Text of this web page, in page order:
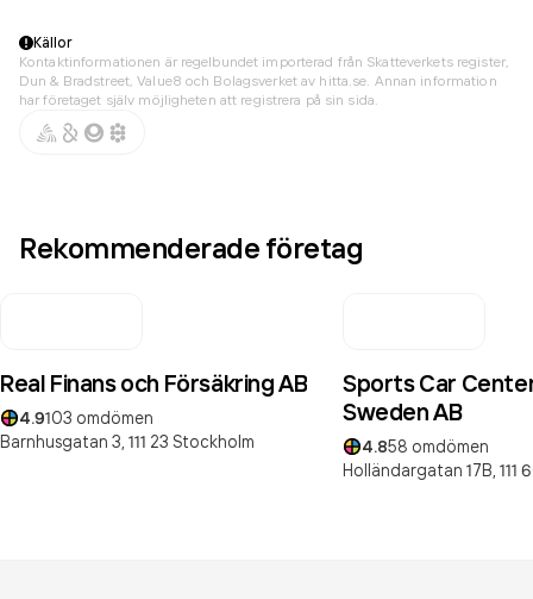
Källor
Kontaktinformationen är regelbundet importerad från Skatteverkets register,
Dun & Bradstreet, Value8 och Bolagsverket av hitta.se. Annan information
har företaget själv möjligheten att registrera på sin sida.
Rekommenderade företag
Real Finans och Försäkring AB
4.9103 omdömen
Barnhusgatan 3, 111 23 Stockholm
Sports Car
Sweden AB
4.858 omdömen
Holländargatan 17B, 111